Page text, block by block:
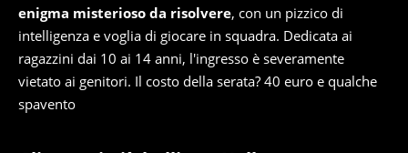
enigma misterioso da risolvere, con un pizzico di
intelligenza e voglia di giocare in squadra. Dedicata ai
ragazzini dai 10 ai 14 anni, l'ingresso è severamente
vietato ai genitori. Il costo della serata? 40 euro e qualche
spavento